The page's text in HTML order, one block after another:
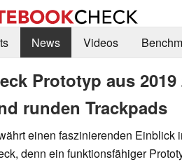
News Videos
Prototyp aus
runden Trackpads
einen faszinierenden Einblick
denn ein funktionsfähiger